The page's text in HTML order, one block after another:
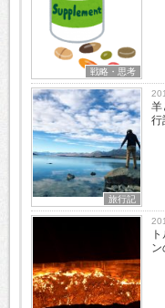
戦略・思考
旅行記
羊
行
ン